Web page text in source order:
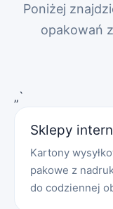
Poniżej
opakowań
„`
Sklepy
Kartony
pakowe z
do codziennej